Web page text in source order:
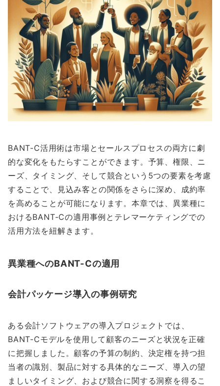
BANT-C活用術は市場とセールスプロセスの両方に劇
的な変化をもたらすことができます。予算、権限、ニ
ーズ、タイミング、そして競合という5つの要素を考慮
することで、見込み客との関係をさらに深め、成約率
を高めることが可能になります。本章では、異業種に
おけるBANT-Cの適用事例とテレマーケティングでの
活用方法を紐解きます。
異業種へのBANT-Cの適用
会計パッケージ導入の事例研究
ある会計ソフトウェアの導入プロジェクトでは、
BANT-Cモデルを使用して顧客のニーズと状況を正確
に把握しました。顧客の予算の制約、決定権を持つ担
当者の識別、製品に対する具体的なニーズ、導入の望
ましいタイミング、および競合に関する洞察を得るこ